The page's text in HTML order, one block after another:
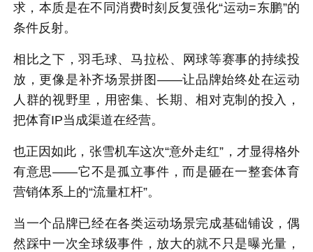
求，本质是在不同消费时刻反复强化“运动=东鹏”的
条件反射。
相比之下，羽毛球、马拉松、网球等赛事的持续投
放，更像是补齐场景拼图——让品牌始终处在运动
人群的视野里，用密集、长期、相对克制的投入，
把体育IP当成渠道在经营。
也正因如此，张雪机车这次“意外走红”，才显得格外
有意思——它不是孤立事件，而是砸在一整套体育
营销体系上的“流量杠杆”。
当一个品牌已经在各类运动场景完成基础铺设，偶
然踩中一次全球级事件，放大的就不只是曝光量，